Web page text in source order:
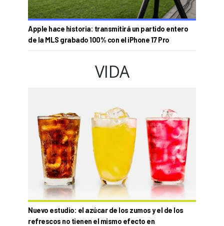
Apple hace historia: transmitirá un partido entero
de la MLS grabado 100% con el iPhone 17 Pro
VIDA
Nuevo estudio: el azúcar de los zumos y el de los
refrescos no tienen el mismo efecto en